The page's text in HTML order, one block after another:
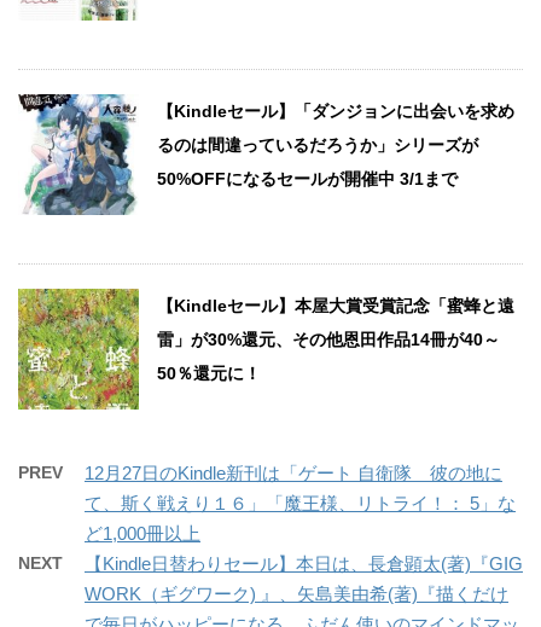
【Kindleセール】「ダンジョンに出会いを求め
るのは間違っているだろうか」シリーズが
50%OFFになるセールが開催中 3/1まで
【Kindleセール】本屋大賞受賞記念「蜜蜂と遠
雷」が30%還元、その他恩田作品14冊が40～
50％還元に！
PREV
12月27日のKindle新刊は「ゲート 自衛隊 彼の地に
て、斯く戦えり１６」「魔王様、リトライ！： 5」な
ど1,000冊以上
NEXT
【Kindle日替わりセール】本日は、長倉顕太(著)『GIG
WORK（ギグワーク) 』、矢島美由希(著)『描くだけ